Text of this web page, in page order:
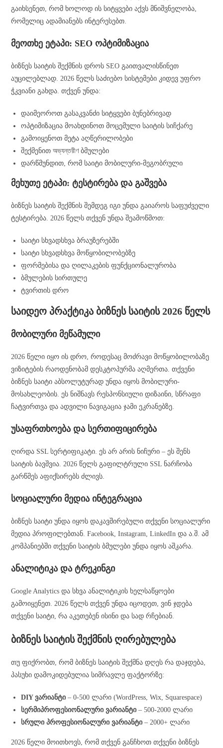
გაიხსენეთ, რომ ხოლოდ ის სიტყვები აქვს მნიშვნელობა,
რომელიც ადამიანებს ინტერესებთ.
მეოთხე ეტაპი: SEO ოპტიმიზაცია
ბიზნეს საიტის შექმნის დროს SEO გაითვალისწინეთ
აუცილებლად. 2026 წელს საძიებო სისტემები კიდევ უფრო
ჭკვიანი გახდა. თქვენ უნდა:
დაიმეოროთ გასაკვანძი სიტყვები ბუნებრივად
ოპტიმიზაცია მოახდინოთ მოცემული საიტის სიჩქარე
გამოიყენოთ მეტა აღწერილობები
შექმენით অভ্যন্তরীণ ბმულები
დარწმუნდით, რომ საიტი მობილური-მეგობრული
მეხუთე ეტაპი: ტესტირება და გაშვება
ბიზნეს საიტის შექმნის შემდეგ იგი უნდა გაიაროს საფუძველი
ტესტირება. 2026 წელს თქვენ უნდა შეამოწმოთ:
საიტი სხვადსხვა ბრაუზერებში
საიტი სხვადსხვა მოწყობილობებზე
ფორმებისა და ღილაკების ფუნქციონალურობა
ბმულების სირთულე
ტვირთის დრო
საიდეო პრაქტიკა ბიზნეს საიტის 2026 წელს
მობილური მეწამული
2026 წელი იყო ის დრო, როდესაც მოძრავი მოწყობილობაზე
ვიზიტების რაოდენობამ დესკტოპურმა აღმერთა. თქვენი
ბიზნეს საიტი აბსოლუტურად უნდა იყოს მობილური-
მოსახლეობის. ეს ნიშნავს რესპონსიული დიზაინი, სწრაფი
ჩატვირთვა და ადვილი ნავიგაცია ჯამი ეკრანებზე.
უსაფრთხოება და სერთიფიცირება
ღირდა SSL სერტიფიკატი. ეს არ არის ნიჩური – ეს შენს
საიტის ბავშვია. 2026 წელს გაფილტრული SSL ნარჩობა
გარწმეს აფიქსირებს ძლივს.
სოციალური მედია ინტეგრაცია
ბიზნეს საიტი უნდა იყოს დაკავშირებული თქვენი სოციალური
მედია პროფილებთან. Facebook, Instagram, LinkedIn და ა.შ. ამ
კომპანიებში თქვენი საიტის ბმულები უნდა იყოს აშკარა.
ანალიტიკა და ტრეკინგი
Google Analytics და სხვა ანალიტიკის ხელსაწყოები
გამოიყენეთ. 2026 წელს თქვენ უნდა იცოდეთ, ვინ ჯდება
თქვენი საიტი, რა აკეთებენ ისინი და სად რჩებიან.
ბიზნეს საიტის შექმნის ღირებულება
თუ ფიქრობთ, რომ ბიზნეს საიტის შექმნა დღეს რა დაჯდება,
პასუხი დამოკიდებულია სიმრავლე ფაქტორზე:
DIY ვარიანტი – 0-500 ლარი (WordPress, Wix, Squarespace)
სერმიპროფესიონალური ვარიანტი – 500-2000 ლარი
სრული პროფესიონალური ვარიანტი – 2000+ ლარი
2026 წელი მოითხოვს, რომ თქვენ განჩხოთ თქვენი ბიზნეს